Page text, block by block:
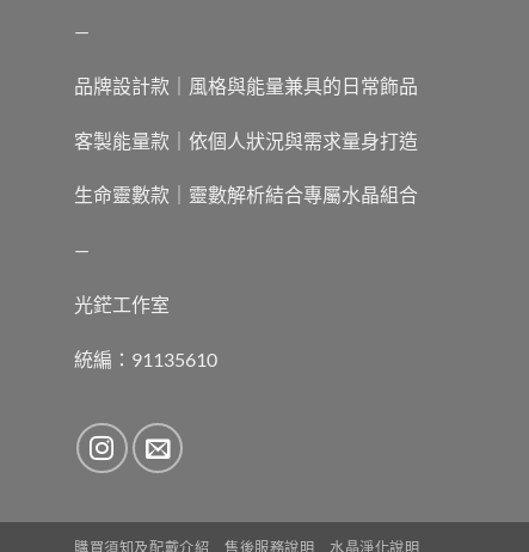
—
品牌設計款｜風格與能量兼具的日常飾品
客製能量款｜依個人狀況與需求量身打造
生命靈數款｜靈數解析結合專屬水晶組合
—
光鋩工作室
統編：91135610
購買須知及配戴介紹 售後服務說明 水晶淨化說明